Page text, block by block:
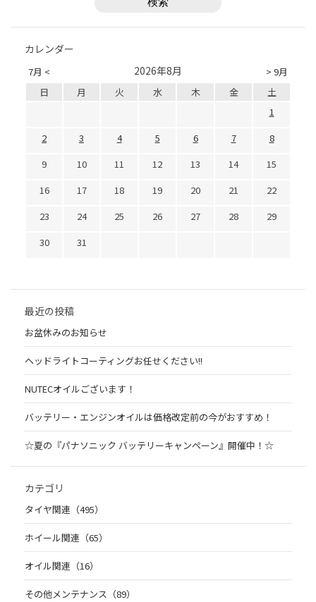
カレンダー
7月 < > 9月
2026年8月
日 月 火 水 木 金
土
1
2
3 4 5 6 7
8
9
10 11 12 13 14
15
16
17 18 19 20 21
22
23
24 25 26 27 28
29
30
31
最近の投稿
お盆休みのお知らせ
ヘッドライトコーティングお任せください!!
NUTECオイルございます！
バッテリー・エンジンオイルは価格改定前の今がおすすめ！
☆夏の『パナソニック バッテリーキャンペーン』開催中！☆
カテゴリ
タイヤ関連（495）
ホイール関連（65）
オイル関連（16）
その他メンテナンス（89）